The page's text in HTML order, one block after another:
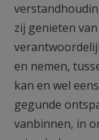
zij genieten
en nemen,
kan en wel
gegunde
vanbinnen, in